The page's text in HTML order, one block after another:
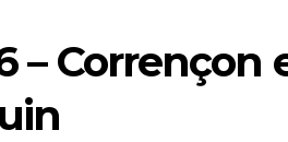
– Corrençon